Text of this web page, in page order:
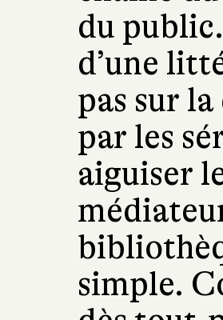
du
d’une
pas sur
par les
aiguiser
simple.